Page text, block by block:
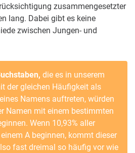
zusammengesetzter
lang. Dabei gibt es keine
zwischen Jungen- und
die es in unserem
der gleichen Häufigkeit als
Namens auftreten, würden
Namen mit einem bestimmten
Wenn 10,93% aller
A beginnen, kommt dieser
fast dreimal so häufig vor wie